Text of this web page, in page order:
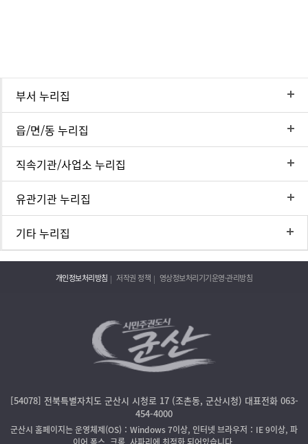
부서 누리집
읍/면/동 누리집
직속기관/사업소 누리집
유관기관 누리집
기타 누리집
개인정보처리방침 저작권 정책 영상정보처리기기운영·관리방침
[54078] 전북특별자치도 군산시 시청로 17 (조촌동, 군산시청) 대표전화 063-
454-4000
군산시 홈페이지는 운영체제(OS)：Windows 7이상, 인터넷 브라우저：IE 9이상, 파